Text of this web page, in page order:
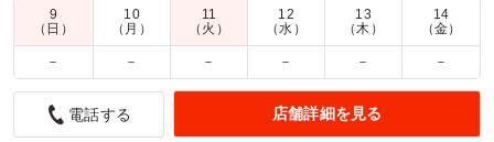
商品数： 締切日時： 1日前15:00 価格帯：
540円～1,260円
配達時間：
9:00～18:00
やはり便利でした
4.0
9
（日）
10
（月）
11
（火）
12
（水）
13
（木）
14
（金）
－ － － － － －
電話する 店舗詳細を見る